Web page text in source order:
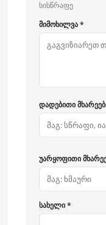
სისწრაფე
მიმოხილვა *
დადებითი
უარყოფითი
სახელი *